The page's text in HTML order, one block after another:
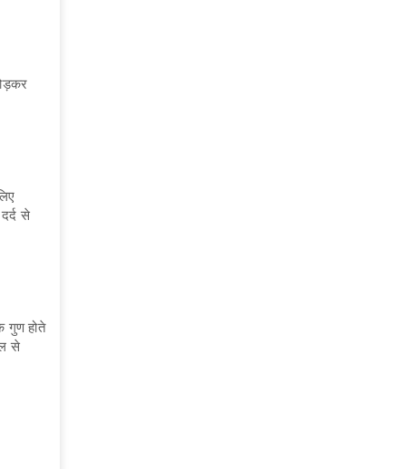
से
गुण होते
से